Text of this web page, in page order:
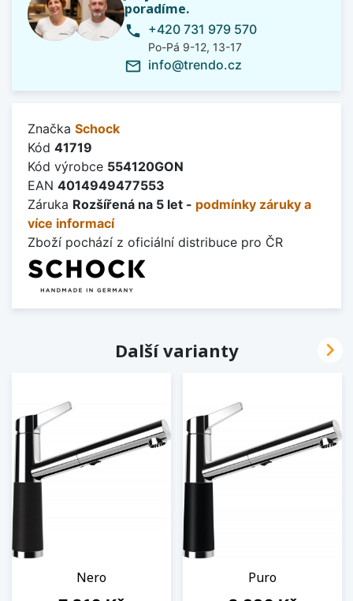
poradíme.
phone +420 731 979 570
Po-Pá 9-12, 13-17
mail_outline info@trendo.cz
Značka Schock
Kód 41719
Kód výrobce 554120GON
EAN 4014949477553
Záruka Rozšířená na 5 let - podmínky záruky a
více informací
Zboží pochází z oficiální distribuce pro ČR
Další varianty
Nero Puro
